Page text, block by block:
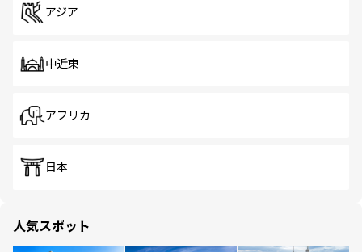
アジア
中近東
アフリカ
日本
人気スポット